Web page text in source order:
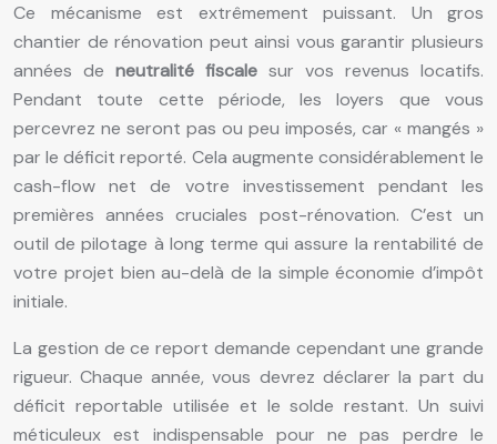
Ce mécanisme est extrêmement puissant. Un gros
chantier de rénovation peut ainsi vous garantir plusieurs
années de neutralité fiscale sur vos revenus locatifs.
Pendant toute cette période, les loyers que vous
percevrez ne seront pas ou peu imposés, car « mangés »
par le déficit reporté. Cela augmente considérablement le
cash-flow net de votre investissement pendant les
premières années cruciales post-rénovation. C’est un
outil de pilotage à long terme qui assure la rentabilité de
votre projet bien au-delà de la simple économie d’impôt
initiale.
La gestion de ce report demande cependant une grande
rigueur. Chaque année, vous devrez déclarer la part du
déficit reportable utilisée et le solde restant. Un suivi
méticuleux est indispensable pour ne pas perdre le